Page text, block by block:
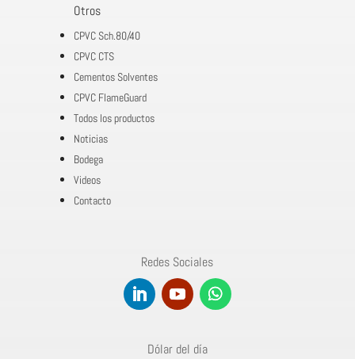
Otros
CPVC Sch.80/40
CPVC CTS
Cementos Solventes
CPVC FlameGuard
Todos los productos
Noticias
Bodega
Videos
Contacto
Redes Sociales
Dólar del día